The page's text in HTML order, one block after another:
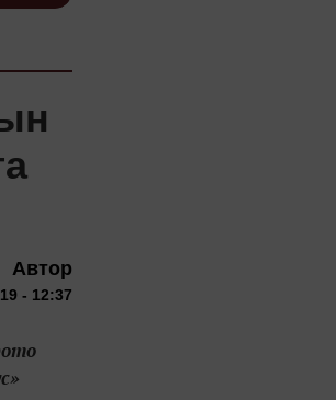
Автор
- 12:37